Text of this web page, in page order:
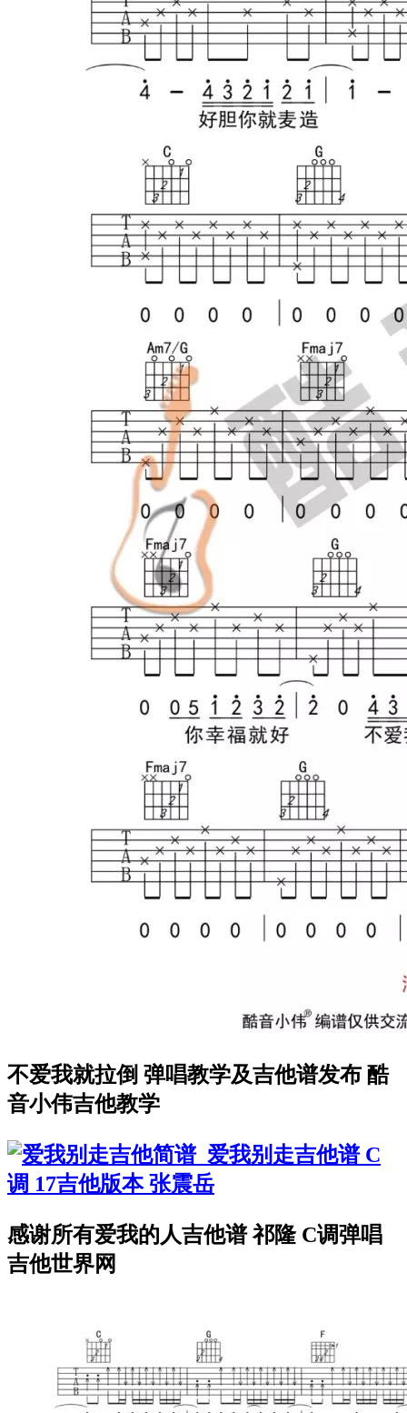
不爱我就拉倒 弹唱教学及吉他谱发布 酷
音小伟吉他教学
感谢所有爱我的人吉他谱 祁隆 C调弹唱
吉他世界网